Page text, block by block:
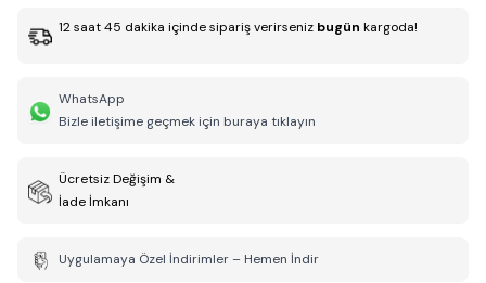
12saat45 dakika içinde sipariş verirseniz bugün kargoda!
WhatsApp
Bizle iletişime geçmek için buraya tıklayın
Ücretsiz Değişim &
İade İmkanı
Uygulamaya Özel İndirimler – Hemen İndir